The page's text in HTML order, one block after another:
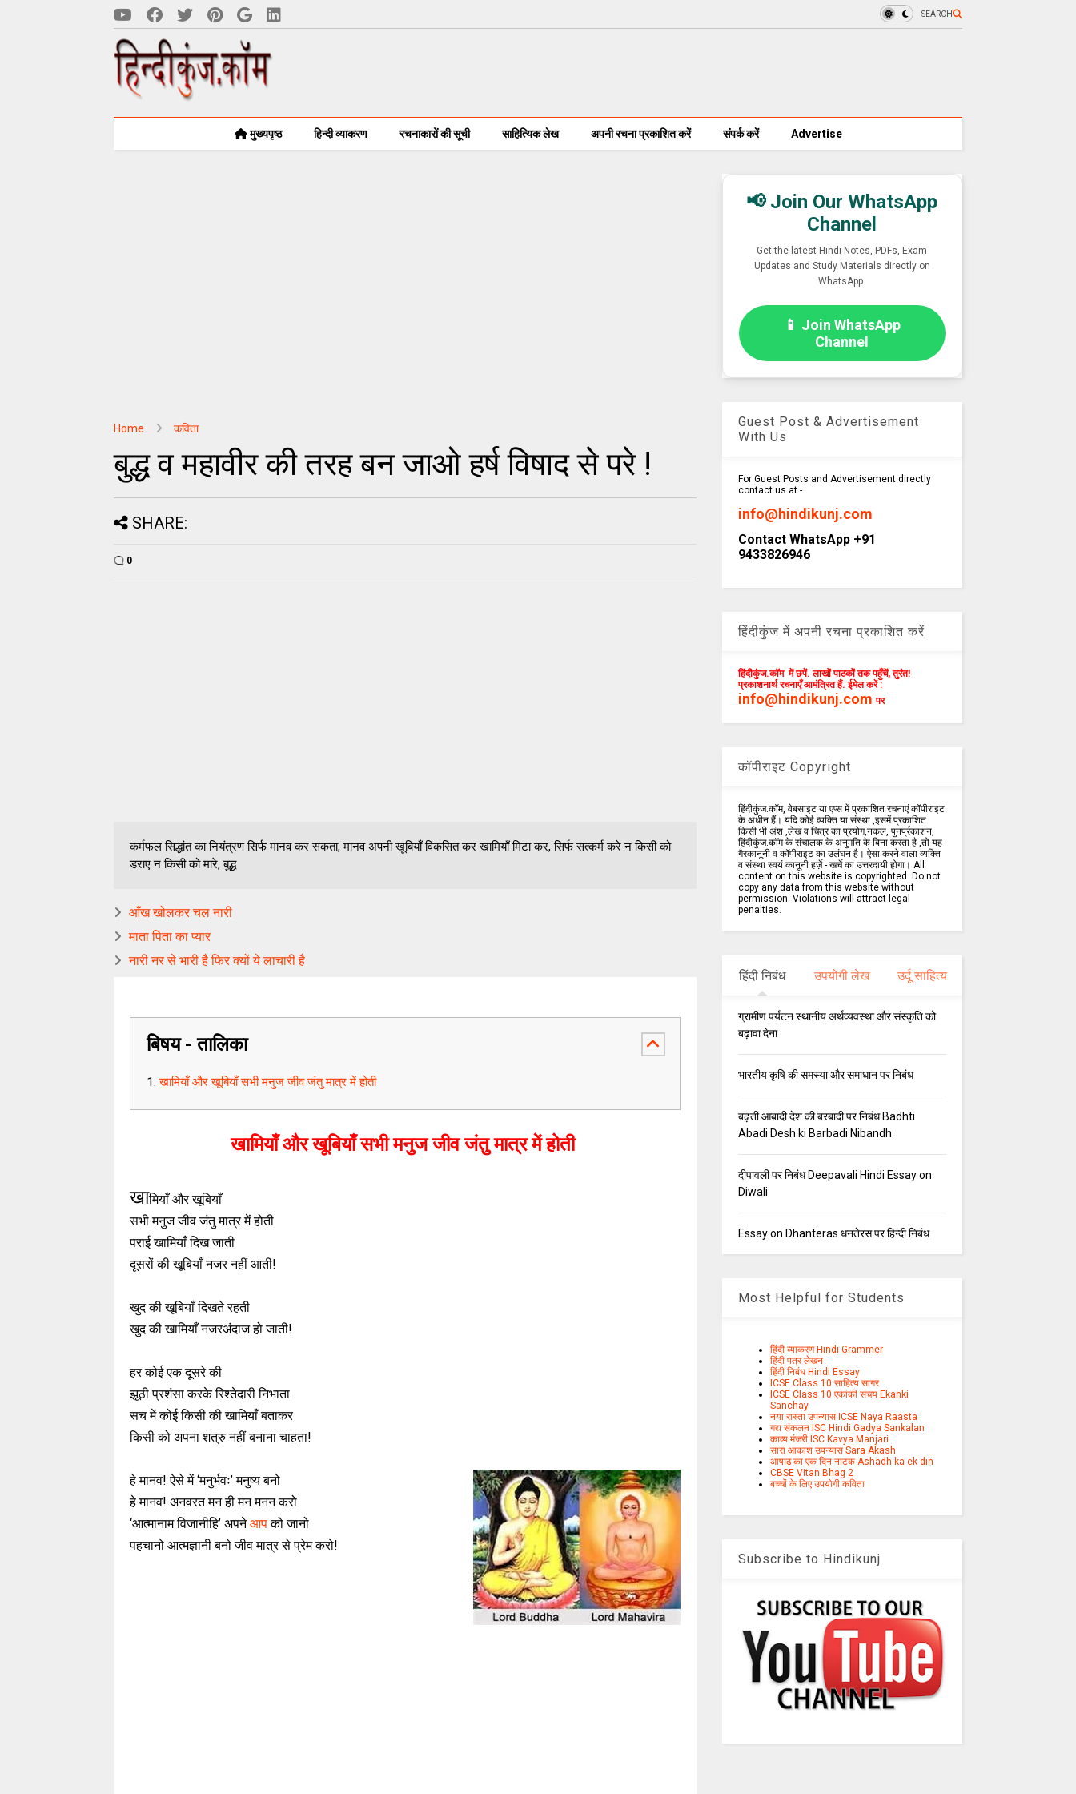
SEARCH
मुख्यपृष्ठ हिन्दी व्याकरण रचनाकारों की सूची साहित्यिक लेख अपनी रचना प्रकाशित करें संपर्क करें Advertise
Home कविता
बुद्ध व महावीर की तरह बन जाओ हर्ष विषाद से परे !
SHARE:
0
कर्मफल सिद्धांत का नियंत्रण सिर्फ मानव कर सकता, मानव अपनी खूबियाँ विकसित कर खामियाँ मिटा कर, सिर्फ सत्कर्म करे न किसी को
डराए न किसी को मारे, बुद्ध
आँख खोलकर चल नारी
माता पिता का प्यार
नारी नर से भारी है फिर क्यों ये लाचारी है
बिषय - तालिका
खामियाँ और खूबियाँ सभी मनुज जीव जंतु मात्र में होती
खामियाँ और खूबियाँ सभी मनुज जीव जंतु मात्र में होती
खामियाँ और खूबियाँ
सभी मनुज जीव जंतु मात्र में होती
पराई खामियाँ दिख जाती
दूसरों की खूबियाँ नजर नहीं आती!
खुद की खूबियाँ दिखते रहती
खुद की खामियाँ नजरअंदाज हो जाती!
हर कोई एक दूसरे की
झूठी प्रशंसा करके रिश्तेदारी निभाता
सच में कोई किसी की खामियाँ बताकर
किसी को अपना शत्रु नहीं बनाना चाहता!
हे मानव! ऐसे में ‘मनुर्भवः’ मनुष्य बनो
हे मानव! अनवरत मन ही मन मनन करो
‘आत्मानाम विजानीहि’ अपनेआपको जानो
पहचानो आत्मज्ञानी बनो जीव मात्र से प्रेम करो!
📢 Join Our WhatsApp
Channel
Get the latest Hindi Notes, PDFs, Exam
Updates and Study Materials directly on
WhatsApp.
📱 Join WhatsApp
Channel
Guest Post & Advertisement
With Us
For Guest Posts and Advertisement directly
contact us at -
info@hindikunj.com
Contact WhatsApp +91
9433826946
हिंदीकुंज में अपनी रचना प्रकाशित करें
हिंदीकुंज.कॉम में छपें. लाखों पाठकों तक पहुँचें, तुरंत!
प्रकाशनार्थ रचनाएँ आमंत्रित हैं. ईमेल करें :
info@hindikunj.com पर
कॉपीराइट Copyright
हिंदीकुंज.कॉम, वेबसाइट या एप्स में प्रकाशित रचनाएं कॉपीराइट
के अधीन हैं। यदि कोई व्यक्ति या संस्था ,इसमें प्रकाशित
किसी भी अंश ,लेख व चित्र का प्रयोग,नकल, पुनर्प्रकाशन,
हिंदीकुंज.कॉम के संचालक के अनुमति के बिना करता है ,तो यह
गैरकानूनी व कॉपीराइट का उलंघन है। ऐसा करने वाला व्यक्ति
व संस्था स्वयं कानूनी हर्ज़े - खर्चे का उत्तरदायी होगा। All
content on this website is copyrighted. Do not
copy any data from this website without
permission. Violations will attract legal
penalties.
हिंदी निबंध उपयोगी लेख उर्दू साहित्य
ग्रामीण पर्यटन स्थानीय अर्थव्यवस्था और संस्कृति को
बढ़ावा देना
भारतीय कृषि की समस्या और समाधान पर निबंध
बढ़ती आबादी देश की बरबादी पर निबंध Badhti
Abadi Desh ki Barbadi Nibandh
दीपावली पर निबंध Deepavali Hindi Essay on
Diwali
Essay on Dhanteras धनतेरस पर हिन्दी निबंध
Most Helpful for Students
हिंदी व्याकरण Hindi Grammer
हिंदी पत्र लेखन
हिंदी निबंध Hindi Essay
ICSE Class 10 साहित्य सागर
ICSE Class 10 एकांकी संचय Ekanki
Sanchay
नया रास्ता उपन्यास ICSE Naya Raasta
गद्य संकलन ISC Hindi Gadya Sankalan
काव्य मंजरी ISC Kavya Manjari
सारा आकाश उपन्यास Sara Akash
आषाढ़ का एक दिन नाटक Ashadh ka ek din
CBSE Vitan Bhag 2
बच्चों के लिए उपयोगी कविता
Subscribe to Hindikunj